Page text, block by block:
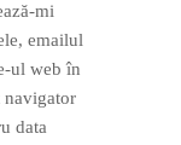
mi
emailul
ul web în
navigator
data